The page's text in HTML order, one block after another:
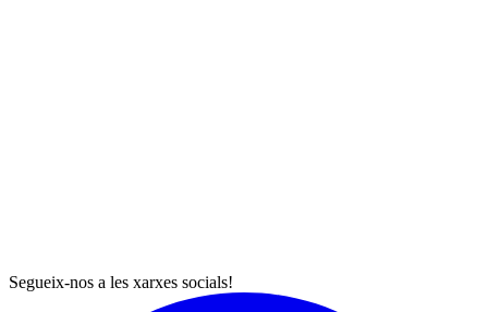
Segueix-nos a les xarxes socials!